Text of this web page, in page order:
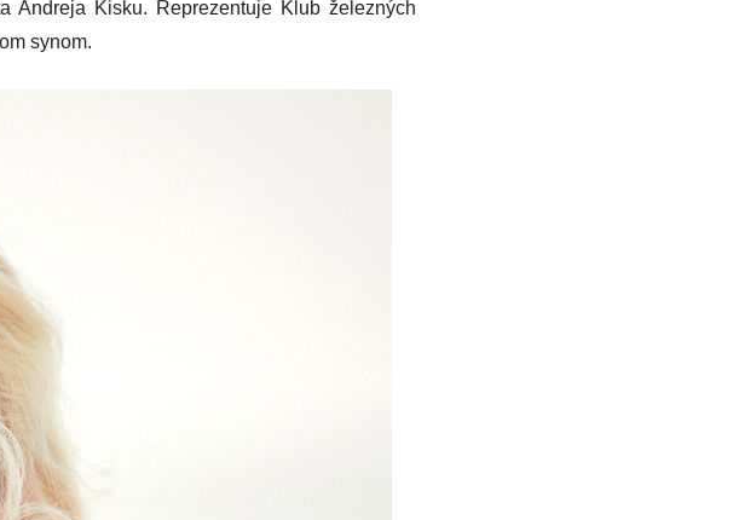
Andreja Kisku. Reprezentuje Klub železných
synom.